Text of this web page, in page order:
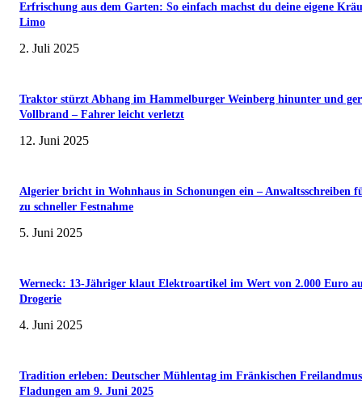
Erfrischung aus dem Garten: So einfach machst du deine eigene
Limo
2. Juli 2025
Traktor stürzt Abhang im Hammelburger Weinberg hinunter und
Vollbrand – Fahrer leicht verletzt
12. Juni 2025
Algerier bricht in Wohnhaus in Schonungen ein – Anwaltsschreiben
zu schneller Festnahme
5. Juni 2025
Werneck: 13-Jähriger klaut Elektroartikel im Wert von 2.000 Euro
Drogerie
4. Juni 2025
Tradition erleben: Deutscher Mühlentag im Fränkischen
Fladungen am 9. Juni 2025